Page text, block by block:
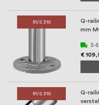
RVS 316
Q-
mm
3-
€
RVS 316
Q-